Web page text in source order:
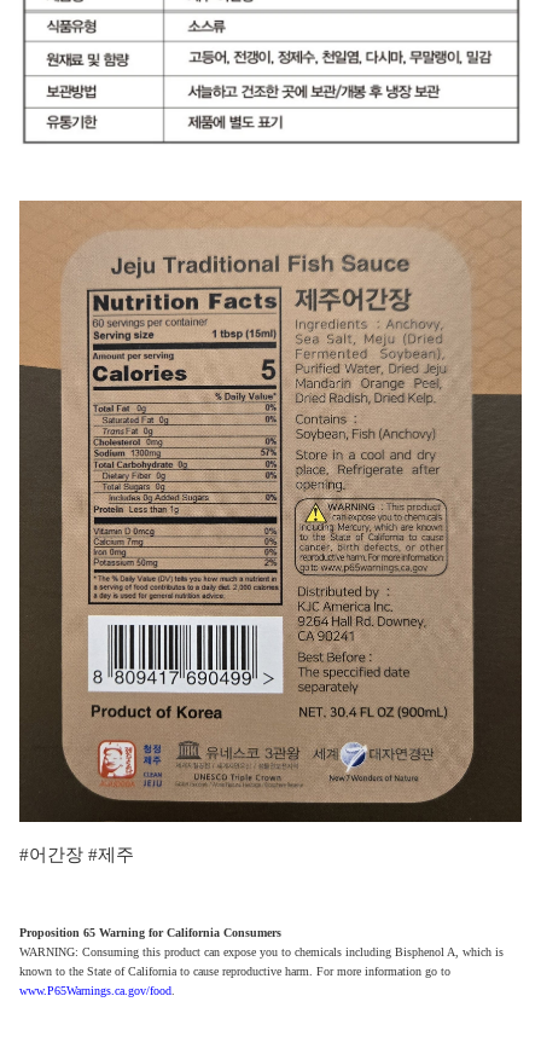
#어간장 #제주
Proposition 65 Warning for California Consumers
WARNING: Consuming this product can expose you to chemicals including Bisphenol A, which is
known to the State of California to cause reproductive harm. For more information go to
www.P65Warnings.ca.gov/food